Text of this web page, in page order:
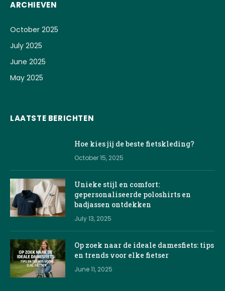
ARCHIEVEN
October 2025
July 2025
June 2025
May 2025
LAATSTE BERICHTEN
Hoe kies jij de beste fietskleding?
October 15, 2025
Unieke stijl en comfort:
gepersonaliseerde poloshirts en
badjassen ontdekken
July 13, 2025
Op zoek naar de ideale damesfiets: tips
en trends voor elke fietser
June 11, 2025